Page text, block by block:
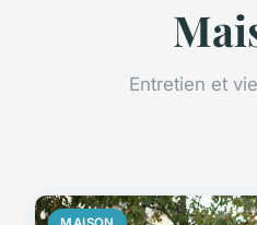
Entretien et